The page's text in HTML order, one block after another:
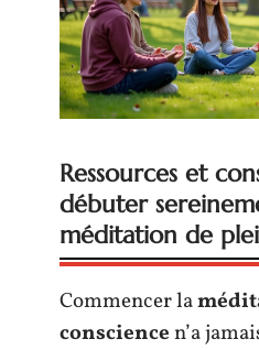
Ressources et
débuter
méditation de
Commencer la
consciencen’a